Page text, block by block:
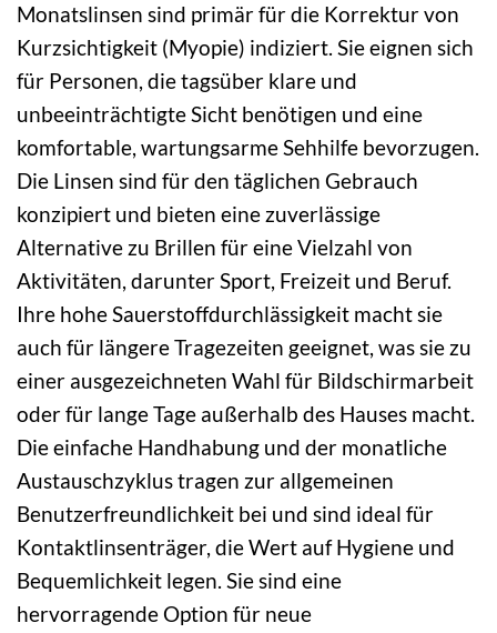
Monatslinsen sind primär für die Korrektur von
Kurzsichtigkeit (Myopie) indiziert. Sie eignen sich
für Personen, die tagsüber klare und
unbeeinträchtigte Sicht benötigen und eine
komfortable, wartungsarme Sehhilfe bevorzugen.
Die Linsen sind für den täglichen Gebrauch
konzipiert und bieten eine zuverlässige
Alternative zu Brillen für eine Vielzahl von
Aktivitäten, darunter Sport, Freizeit und Beruf.
Ihre hohe Sauerstoffdurchlässigkeit macht sie
auch für längere Tragezeiten geeignet, was sie zu
einer ausgezeichneten Wahl für Bildschirmarbeit
oder für lange Tage außerhalb des Hauses macht.
Die einfache Handhabung und der monatliche
Austauschzyklus tragen zur allgemeinen
Benutzerfreundlichkeit bei und sind ideal für
Kontaktlinsenträger, die Wert auf Hygiene und
Bequemlichkeit legen. Sie sind eine
hervorragende Option für neue